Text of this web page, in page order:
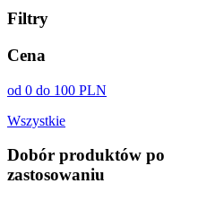
Filtry
Cena
od 0 do 100 PLN
Wszystkie
Dobór produktów po
zastosowaniu